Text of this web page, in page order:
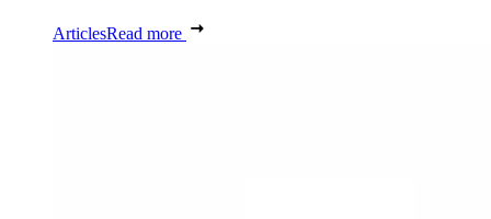
ArticlesRead more